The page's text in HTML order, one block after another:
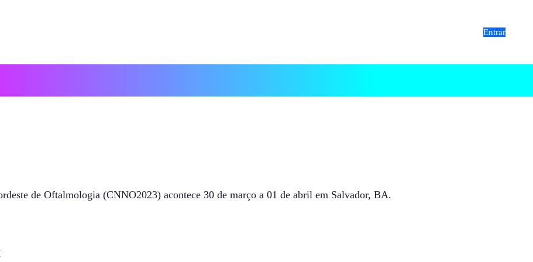
Entrar
de Oftalmologia (CNNO2023) acontece 30 de março a 01 de abril em Salvador, BA.